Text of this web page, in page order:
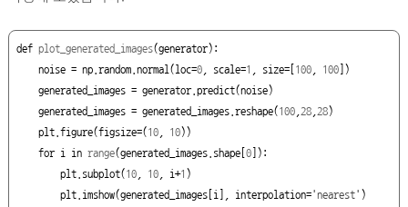
def plot_generated_images(generator):
    noise = np.random.normal(loc=
0, scale=1 , size=[ 100, 100])
    generated_images = generated_images.reshape(
100, 28, 28)
    plt.figure(figsize=(
10, 10))
for i in range(generated_images.shape[ 0]):
        plt.subplot(
10, 10, i+1 )
        plt.imshow(generated_images[i], interpolation=
'nearest' )